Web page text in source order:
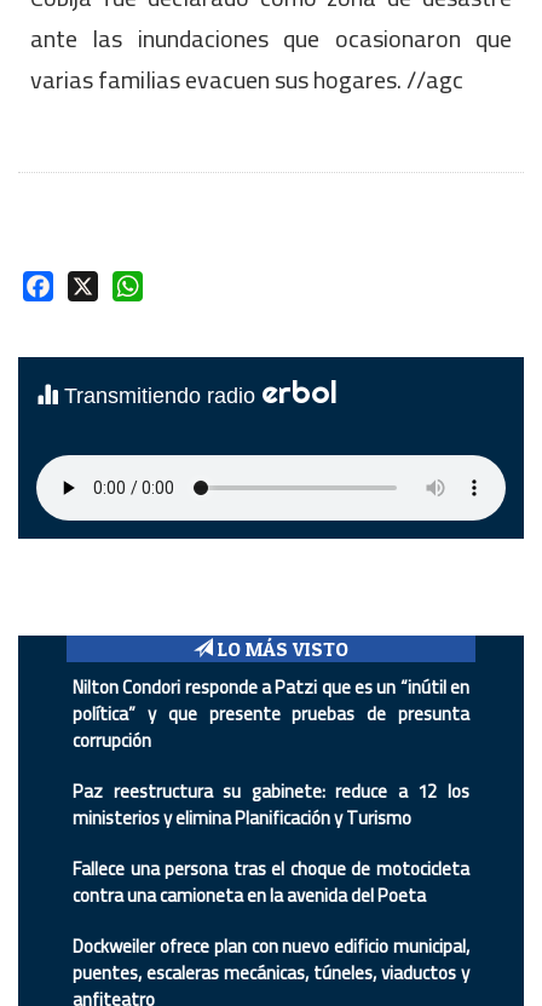
ante las inundaciones que ocasionaron que
varias familias evacuen sus hogares. //agc
Facebook
Transmitiendo radio erbol
LO MÁS VISTO
Nilton Condori responde a Patzi que es un “inútil en
política” y que presente pruebas de presunta
corrupción
Paz reestructura su gabinete: reduce a 12 los
ministerios y elimina Planificación y Turismo
Fallece una persona tras el choque de motocicleta
contra una camioneta en la avenida del Poeta
Dockweiler ofrece plan con nuevo edificio municipal,
puentes, escaleras mecánicas, túneles, viaductos y